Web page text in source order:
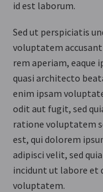
id est laborum.
Sed ut perspiciatis
voluptatem
rem aperiam, eaque
quasi architecto
enim ipsam
odit aut fugit, sed
ratione voluptatem
est, qui dolorem
adipisci velit, sed
incidunt ut labore et
voluptatem.